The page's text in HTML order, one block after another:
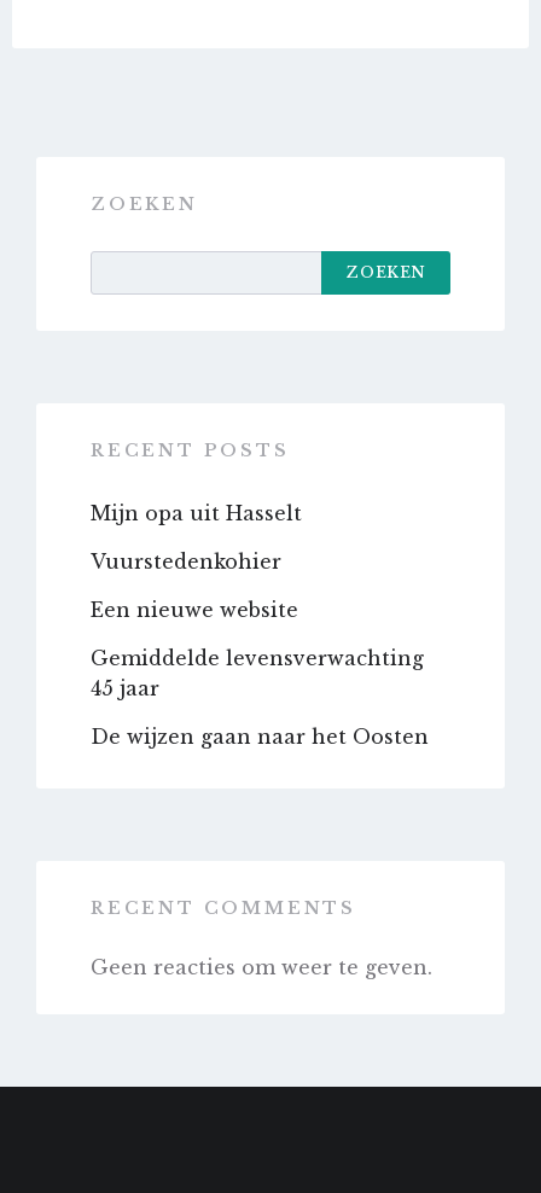
ZOEKEN
ZOEKEN
RECENT POSTS
Mijn opa uit Hasselt
Vuurstedenkohier
Een nieuwe website
Gemiddelde levensverwachting
45 jaar
De wijzen gaan naar het Oosten
RECENT COMMENTS
Geen reacties om weer te geven.